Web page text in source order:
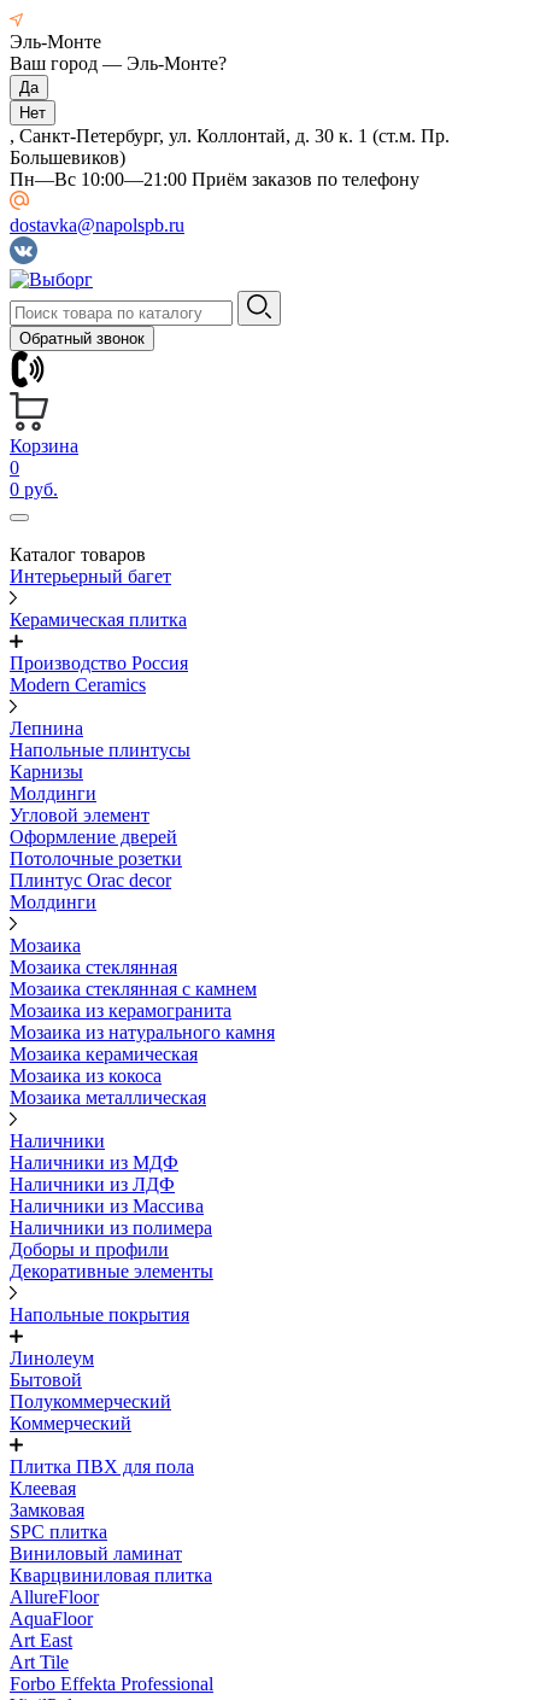
Эль-Монте
Ваш город — Эль-Монте?
, Санкт-Петербург, ул. Коллонтай, д. 30 к. 1 (ст.м. Пр.
Большевиков)
Пн—Вс 10:00—21:00 Приём заказов по телефону
dostavka@napolspb.ru
Обратный звонок
Корзина
0
0 руб.
Каталог товаров
Интерьерный багет
Керамическая плитка
Производство Россия
Modern Ceramics
Лепнина
Напольные плинтусы
Карнизы
Молдинги
Угловой элемент
Оформление дверей
Потолочные розетки
Плинтус Orac decor
Молдинги
Мозаика
Мозаика стеклянная
Мозаика стеклянная с камнем
Мозаика из керамогранита
Мозаика из натурального камня
Мозаика керамическая
Мозаика из кокоса
Мозаика металлическая
Наличники
Наличники из МДФ
Наличники из ЛДФ
Наличники из Массива
Наличники из полимера
Доборы и профили
Декоративные элементы
Напольные покрытия
Линолеум
Бытовой
Полукоммерческий
Коммерческий
Плитка ПВХ для пола
Клеевая
Замковая
SPC плитка
Виниловый ламинат
Кварцвиниловая плитка
AllureFloor
AquaFloor
Art East
Art Tile
Forbo Effekta Professional